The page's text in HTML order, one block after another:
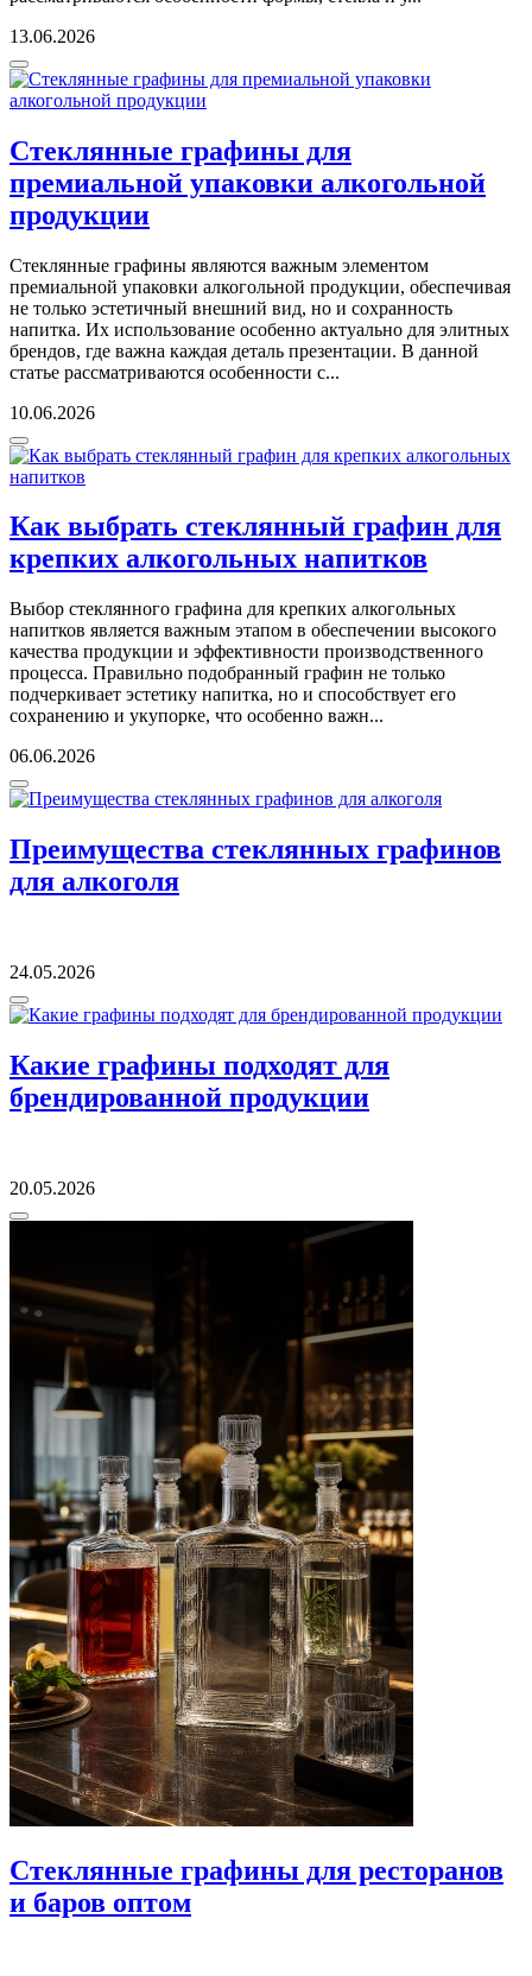
13.06.2026
Стеклянные графины для
премиальной упаковки алкогольной
продукции
Стеклянные графины являются важным элементом
премиальной упаковки алкогольной продукции, обеспечивая
не только эстетичный внешний вид, но и сохранность
напитка. Их использование особенно актуально для элитных
брендов, где важна каждая деталь презентации. В данной
статье рассматриваются особенности с...
10.06.2026
Как выбрать стеклянный графин для
крепких алкогольных напитков
Выбор стеклянного графина для крепких алкогольных
напитков является важным этапом в обеспечении высокого
качества продукции и эффективности производственного
процесса. Правильно подобранный графин не только
подчеркивает эстетику напитка, но и способствует его
сохранению и укупорке, что особенно важн...
06.06.2026
Преимущества стеклянных графинов
для алкоголя
24.05.2026
Какие графины подходят для
брендированной продукции
20.05.2026
Стеклянные графины для ресторанов
и баров оптом